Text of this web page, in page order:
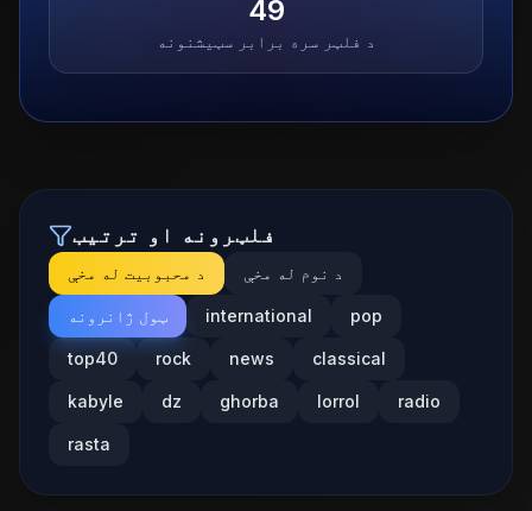
49
د فلټر سره برابر سټیشنونه
فلټرونه او ترتیب
د محبوبیت له مخې د نوم له مخې
ټول ژانرونه international pop
top40 rock news classical
kabyle dz ghorba lorrol radio
rasta